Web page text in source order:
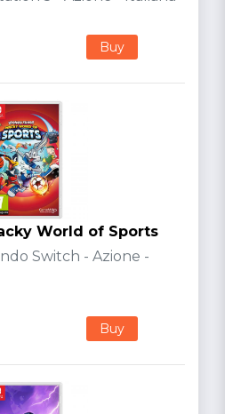
Buy
World of Sports
Switch - Azione -
Buy